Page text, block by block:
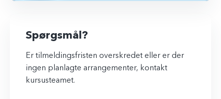
Spørgsmål?
Er tilmeldingsfristen overskredet eller er der
ingen planlagte arrangementer, kontakt
kursusteamet.